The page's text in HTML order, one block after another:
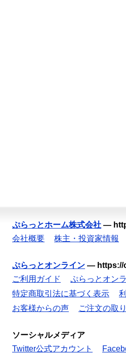
ぷらっとホーム株式会社 —
会社概要
株主・投資家情報
ぷらっとオンライン —
ご利用ガイド
ぷらっとオン
特定商取引法に基づく表示
お客様からの声
ご注文の取
ソーシャルメディア
Twitter公式アカウント